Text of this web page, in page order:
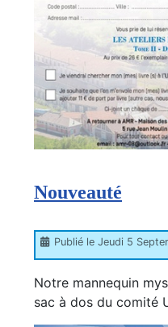
Nouveauté
Publié le Jeudi 5
Notre mannequin
sac à dos du comité